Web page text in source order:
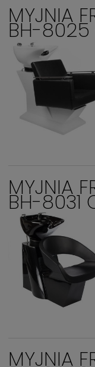
MYJNIA
BH-8025
MYJNIA
BH-8031
MYJNIA